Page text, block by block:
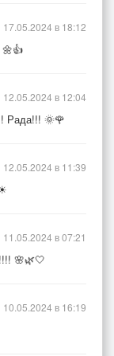
17.05.2024 в 18:12
Рада!!! 🌞🌹
12.05.2024 в 12:04
12.05.2024 в 11:39
🌸🌿🤍
11.05.2024 в 07:21
10.05.2024 в 16:19